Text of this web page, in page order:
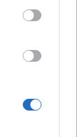
τη χώρα.
στις